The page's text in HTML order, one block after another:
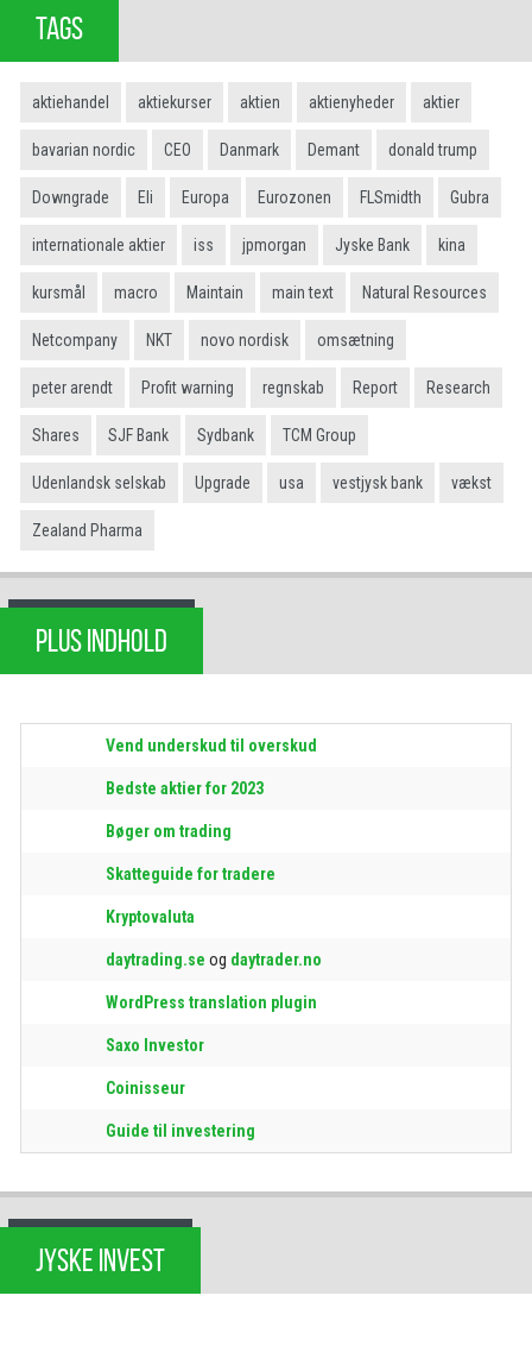
TAGS
aktiehandel aktiekurser aktien aktienyheder aktier
bavarian nordic CEO Danmark Demant donald trump
Downgrade Eli Europa Eurozonen FLSmidth Gubra
internationale aktier iss jpmorgan Jyske Bank kina
kursmål macro Maintain main text Natural Resources
Netcompany NKT novo nordisk omsætning
peter arendt Profit warning regnskab Report Research
Shares SJF Bank Sydbank TCM Group
Udenlandsk selskab Upgrade usa vestjysk bank vækst
Zealand Pharma
PLUS INDHOLD
Vend underskud til overskud
Bedste aktier for 2023
Bøger om trading
Skatteguide for tradere
Kryptovaluta
daytrading.se og daytrader.no
WordPress translation plugin
Saxo Investor
Coinisseur
Guide til investering
JYSKE INVEST